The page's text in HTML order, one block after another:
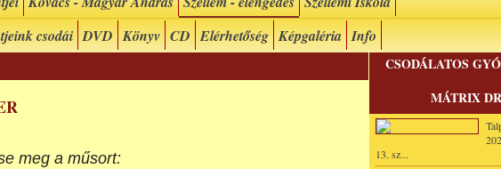
csodái DVD Könyv CD Elérhetőség Képgaléria Info
meg a műsort:
CSODÁLATOS
MÁTRIX
13. sz...